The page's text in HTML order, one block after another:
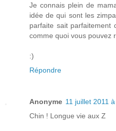
Je connais plein de
idée de qui sont les
parfaite sait parfaitement
comme quoi vous pouvez
:)
Répondre
Anonyme 11 juillet 2011
Chin ! Longue vie aux Z